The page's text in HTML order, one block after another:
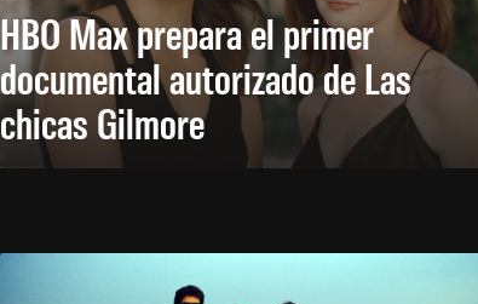
HBO Max prepara el primer
documental autorizado de Las
chicas Gilmore